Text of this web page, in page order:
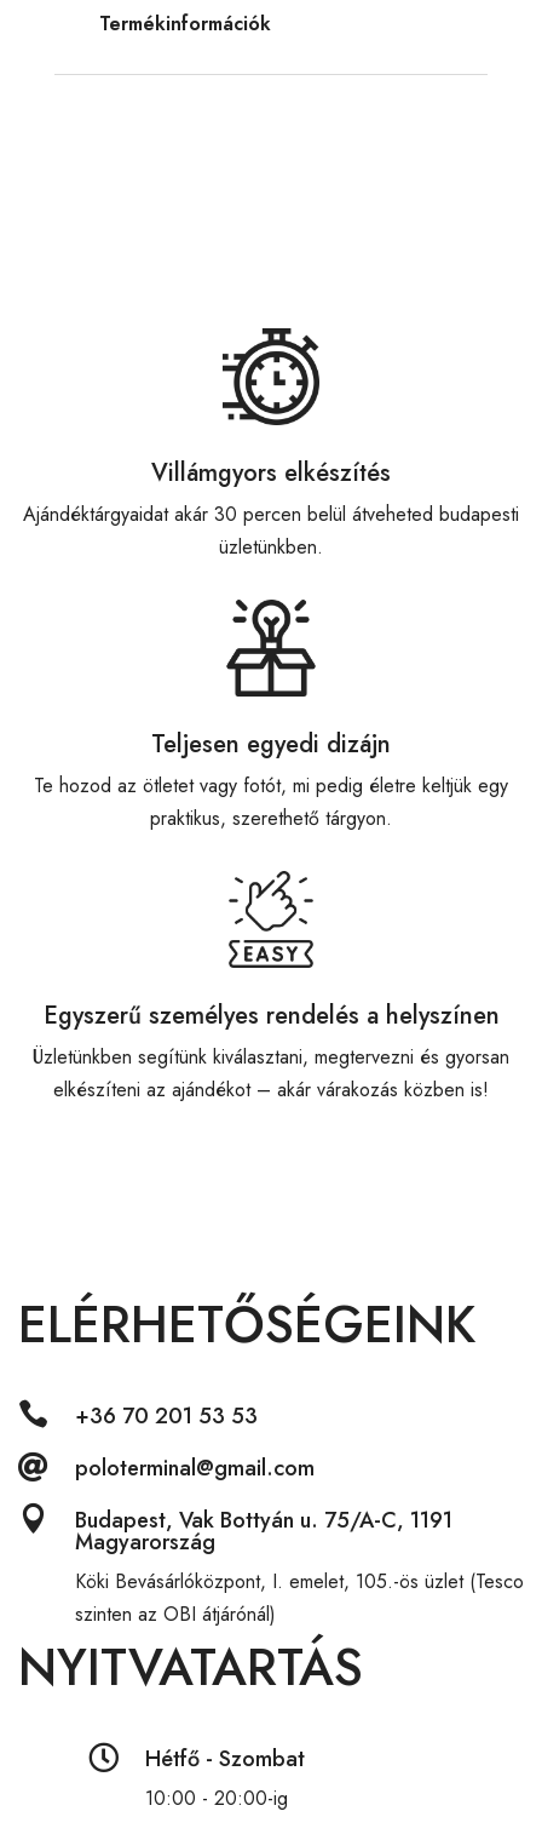
Termékinformációk
Villámgyors elkészítés
Ajándéktárgyaidat akár 30 percen belül átveheted budapesti
üzletünkben.
Teljesen egyedi dizájn
Te hozod az ötletet vagy fotót, mi pedig életre keltjük egy
praktikus, szerethető tárgyon.
Egyszerű személyes rendelés a helyszínen
Üzletünkben segítünk kiválasztani, megtervezni és gyorsan
elkészíteni az ajándékot – akár várakozás közben is!
ELÉRHETŐSÉGEINK
 +36 70 201 53 53
 poloterminal@gmail.com
 Budapest, Vak Bottyán u. 75/A-C, 1191
Magyarország
Köki Bevásárlóközpont, I. emelet, 105.-ös üzlet (Tesco
szinten az OBI átjárónál)
NYITVATARTÁS
 Hétfő - Szombat
10:00 - 20:00-ig